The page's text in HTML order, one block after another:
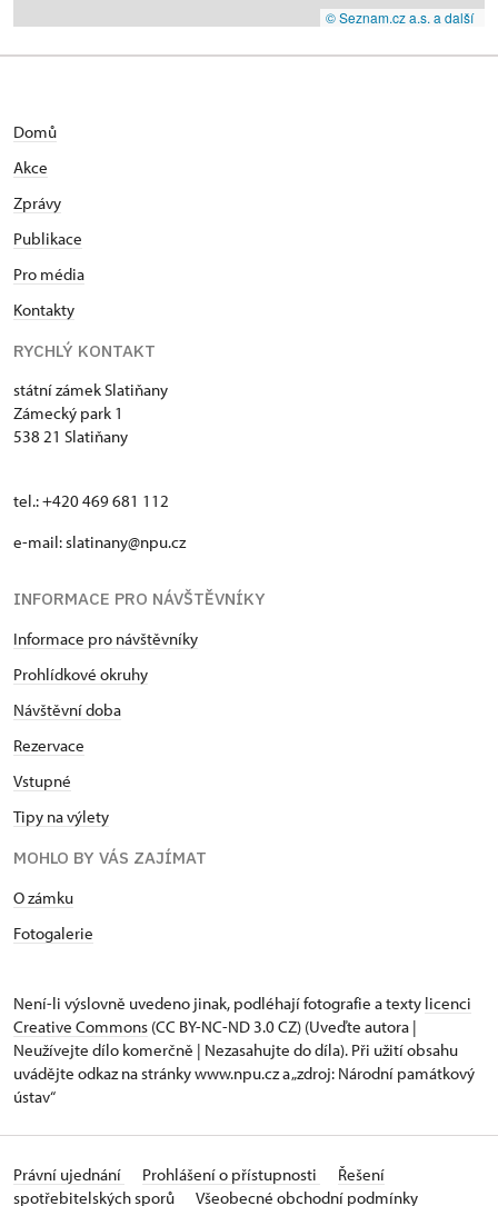
© Seznam.cz a.s. a další
Domů
Akce
Zprávy
Publikace
Pro média
Kontakty
RYCHLÝ KONTAKT
státní zámek Slatiňany
Zámecký park 1
538 21 Slatiňany
tel.: +420 469 681 112
e-mail: slatinany@npu.cz
INFORMACE PRO NÁVŠTĚVNÍKY
Informace pro návštěvníky
Prohlídkové okruhy
Návštěvní doba
Rezervace
Vstupné
Tipy na výlety
MOHLO BY VÁS ZAJÍMAT
O zámku
Fotogalerie
Není-li výslovně uvedeno jinak, podléhají fotografie a texty licenci
Creative Commons (CC BY-NC-ND 3.0 CZ) (Uveďte autora |
Neužívejte dílo komerčně | Nezasahujte do díla). Při užití obsahu
uvádějte odkaz na stránky www.npu.cz a „zdroj: Národní památkový
ústav“
Právní ujednání Prohlášení o přístupnosti
Řešení
spotřebitelských sporů
Všeobecné obchodní podmínky